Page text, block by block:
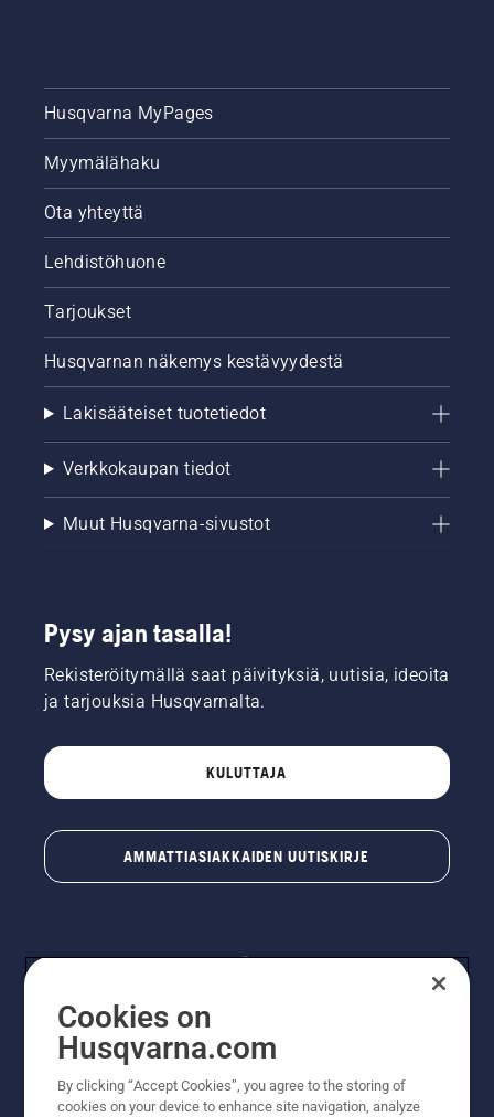
Husqvarna MyPages
Myymälähaku
Ota yhteyttä
Lehdistöhuone
Tarjoukset
Husqvarnan näkemys kestävyydestä
Lakisääteiset tuotetiedot
Verkkokaupan tiedot
Muut Husqvarna-sivustot
Pysy ajan tasalla!
Rekisteröitymällä saat päivityksiä, uutisia, ideoita
ja tarjouksia Husqvarnalta.
KULUTTAJA
AMMATTIASIAKKAIDEN UUTISKIRJE
© Husqvarna AB (publ). Kaikki oikeudet pidätetään.
Hinnat ovat suositushintoja. Varaamme oikeudet
Cookies on
Husqvarna.com
By clicking “Accept Cookies”, you agree to the storing of
cookies on your device to enhance site navigation, analyze